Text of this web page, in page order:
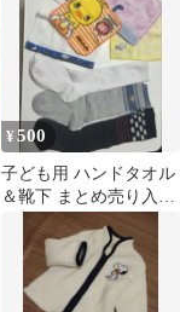
¥500
子ども用 ハンドタオル
＆靴下 まとめ売り入り
10点セット スヌーピ
ー 他